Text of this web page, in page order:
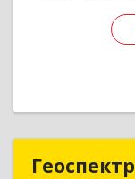
Геоспектр